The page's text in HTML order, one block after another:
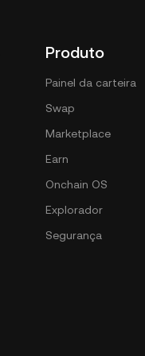
Produto
Painel da carteira
Swap
Marketplace
Earn
Onchain OS
Explorador
Segurança